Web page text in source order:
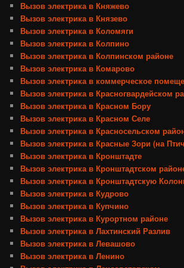
Вызов электрика в Княжево
Вызов электрика в Князево
Вызов электрика в Коломяги
Вызов электрика в Колпино
Вызов электрика в Колпинском районе
Вызов электрика в Комарово
Вызов электрика в коммерческое
Вызов электрика в Красногвардейском
Вызов электрика в Красном Бору
Вызов электрика в Красном Селе
Вызов электрика в Красносельском
Вызов электрика в Красные Зори (на
Вызов электрика в Кронштадте
Вызов электрика в Кронштадтском
Вызов электрика в Кронштадтскую
Вызов электрика в Кудрово
Вызов электрика в Купчино
Вызов электрика в Курортном районе
Вызов электрика в Лахтинский Разлив
Вызов электрика в Левашово
Вызов электрика в Ленино